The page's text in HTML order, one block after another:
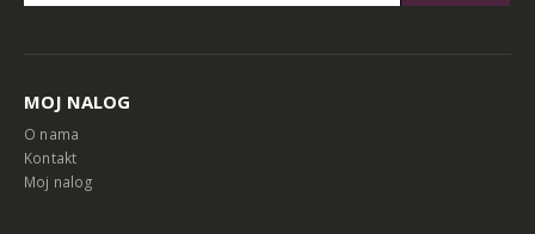
MOJ NALOG
O nama
Kontakt
Moj nalog